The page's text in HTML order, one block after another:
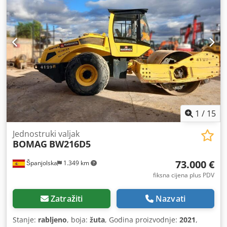
Kubota 2.600 kg Codszc Iyvspfx Abgsrf Prodajna cijena:
8.800,-- neto Hamm HD 10 Godina proizvodnje 2006 Prema
satu: 4.356 radnih sati 20,1 kW Deutz 2.450 kg Prodajna
cijena: 8.800,-- neto Hamm HD 10 Godina proizvodnje 2006
Prema satu: 7.771 radnih sati 20,1 kW Deutz 2.450 kg
Prodajna cijena: 8.800,-- neto Mogućnost povoljne dostave!
1 / 15
Španjolska 1.349 km
Jednostruki valjak
BOMAG BW216D5
73.000 €
fiksna cijena plus PDV
Zatražiti Nazvati
Stanje: rabljeno, boja: žuta, Godina proizvodnje: 2021,